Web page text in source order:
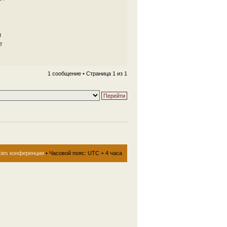
1 сообщение • Страница 1 из 1
конференции • Часовой пояс: UTC + 4 часа